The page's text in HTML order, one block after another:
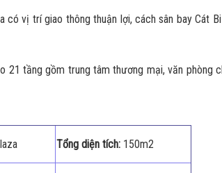
có vị trí giao thông thuận lợi, cách sân bay Cát
tầng gồm trung tâm thương mại, văn phòng
Tổng diện tích: 150m2